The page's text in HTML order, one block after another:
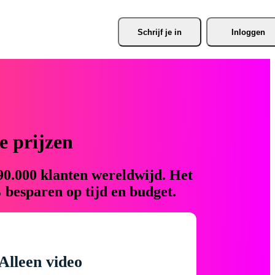
Schrijf je in Inloggen
prijzen
klanten wereldwijd. Het
op tijd en budget.
video